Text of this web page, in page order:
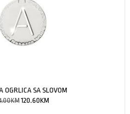
OGRLICA SA SLOVOM
KM 120.60KM